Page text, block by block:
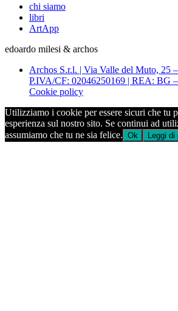
chi siamo
libri
ArtApp
edoardo milesi & archos
Archos S.r.l. | Via Valle del Muto, 25
P.IVA/CF: 02046250169 | REA: BG
Cookie policy
Utilizziamo i cookie per essere sicuri che tu
esperienza sul nostro sito. Se continui ad
assumiamo che tu ne sia felice. Ok Leggi di